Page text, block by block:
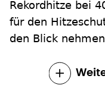
Rekordhitze bei
für den
den Blick